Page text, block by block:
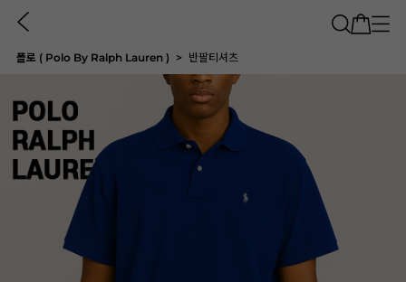
폴로 ( Polo By Ralph Lauren ) 반팔티셔츠